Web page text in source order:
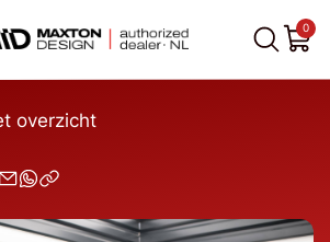
0
overzicht